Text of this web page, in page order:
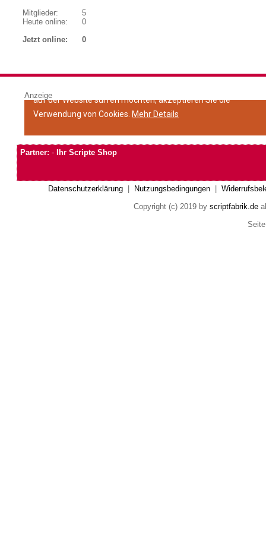
Mitglieder:
Heute online:
5
0
Jetzt online:
0
Anzeige
Partner: - Ihr Scripte Shop
Datenschutzerklärung Nutzungsbedingungen |
Copyright (c) 2019 by scriptfabrik.de